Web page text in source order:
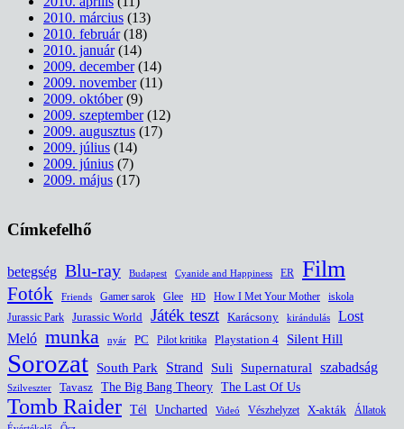
2010. március (13)
2010. február(18)
2010. január(14)
2009. december(14)
2009. november(11)
2009. október(9)
2009. szeptember(12)
2009. augusztus (17)
2009. július (14)
2009. június (7)
2009. május (17)
Címkefelhő
betegség Blu-ray Budapest Cyanide and Happiness ER Film
Fotók Friends Gamer sarok Glee HD How I Met Your Mother
iskola
Jurassic Park
Jurassic World Játék teszt Karácsony kirándulás Lost
Meló munka nyár PC Pilot kritika Playstation 4 Silent Hill
Sorozat South Park Strand Suli Supernatural szabadság
Szilveszter Tavasz The Big Bang Theory The Last Of Us
Tomb Raider Tél Uncharted Videó Vészhelyzet X-akták Állatok